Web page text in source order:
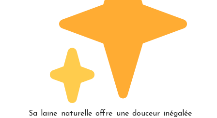
Sa laine naturelle offre une douceur inégalée